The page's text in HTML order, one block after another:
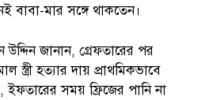
মার সঙ্গে থাকতেন।
জানান, গ্রেফতারের পর
স্ত্রী হত্যার দায় প্রাথমিকভাবে
ইফতারের সময় ফ্রিজের পানি না